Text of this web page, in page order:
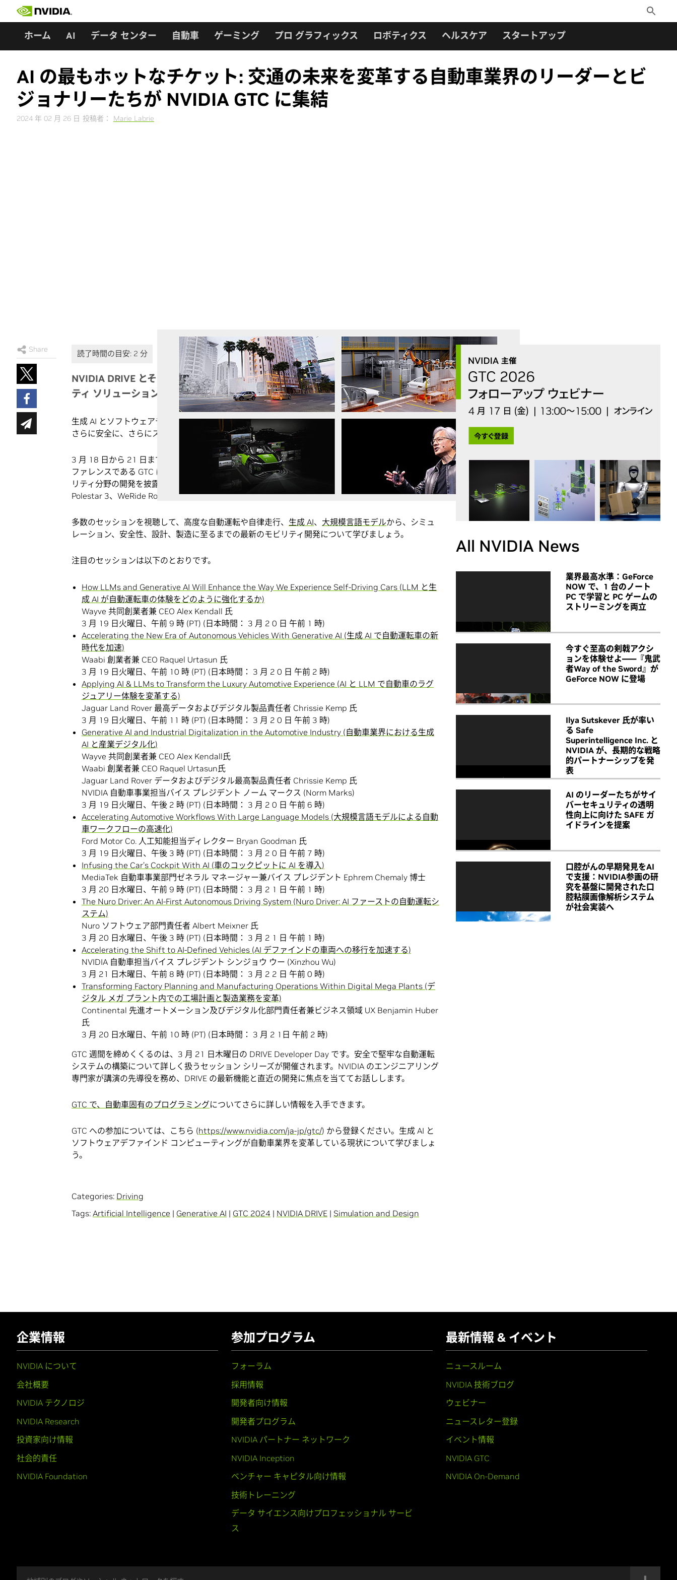
Toggle
Search
ホーム AI データ センター 自動車 ゲーミング プロ グラフィックス ロボティクス ヘルスケア スタートアップ
AI の最もホットなチケット: 交通の未来を変革する自動車業界のリーダーとビ
ジョナリーたちが NVIDIA GTC に集結
2024 年 02 月 26 日 投稿者： Marie Labrie
Share
NVIDIA DRIVE とそのエコシステムが、より安全でよりスマートな、AI によるモビリ
ティ ソリューションをどのように実現しているかを体験してください
生成 AI とソフトウェアデファインド コンピューティングは自動車業界を変革し、ハンドルを握る旅を
さらに安全に、さらにスマートに、そしてさらに楽しいものにしています。
3 月 18 日から 21 日まで、カリフォルニア州サンノゼおよびオンラインで開催される、AI 時代のカン
ファレンスである GTC にて、自動車メーカー数十社とNVIDIA DRIVE
エコシステム パートナーがモビ
リティ分野の開発を披露するほか、メルセデスベンツ コンセプト CLA クラス、新型 Volvo EX90、
Polestar 3、WeRide Robobus、Nuro R3 自動運転車といった次世代車の展示も行われます。
多数のセッションを視聴して、高度な自動運転や自律走行、 生成 AI、 大規模言語モデルから、シミュ
レーション、安全性、設計、製造に至るまでの最新のモビリティ開発について学びましょう。
注目のセッションは以下のとおりです。
How LLMs and Generative AI Will Enhance the Way We Experience Self-Driving Cars (LLM と生
成 AI が自動運転車の体験をどのように強化するか)
Wayve 共同創業者兼 CEO Alex Kendall 氏
3 月 19 日火曜日、午前 9 時 (PT) (日本時間： 3 月 2 0 日 午前 1 時)
Accelerating the New Era of Autonomous Vehicles With Generative AI (生成 AI で自動運転車の新
時代を加速)
Waabi 創業者兼 CEO Raquel Urtasun 氏
3 月 19 日火曜日、午前 10 時 (PT) (日本時間： 3 月 2 0 日 午前 2 時)
Applying AI & LLMs to Transform the Luxury Automotive Experience (AI と LLM で自動車のラグ
ジュアリー体験を変革する)
Jaguar Land Rover 最高データおよびデジタル製品責任者 Chrissie Kemp 氏
3 月 19 日火曜日、午前 11 時 (PT) (日本時間： 3 月 2 0 日 午前 3 時)
Generative AI and Industrial Digitalization in the Automotive Industry (自動車業界における生成
AI と産業デジタル化)
Wayve 共同創業者兼 CEO Alex Kendall氏
Waabi 創業者兼 CEO Raquel Urtasun氏
Jaguar Land Rover データおよびデジタル最高製品責任者 Chrissie Kemp 氏
NVIDIA 自動車事業担当バイス プレジデント ノーム マークス (Norm Marks)
3 月 19 日火曜日、午後 2 時 (PT) (日本時間： 3 月 2 0 日 午前 6 時)
Accelerating Automotive Workflows With Large Language Models (大規模言語モデルによる自動
車ワークフローの高速化)
Ford Motor Co. 人工知能担当ディレクター Bryan Goodman 氏
3 月 19 日火曜日、午後 3 時 (PT) (日本時間： 3 月 2 0 日 午前 7 時)
Infusing the Car’s Cockpit With AI (車のコックピットに AI を導入)
MediaTek 自動車事業部門ゼネラル マネージャー兼バイス プレジデント Ephrem Chemaly 博士
3 月 20 日水曜日、午前 9 時 (PT) (日本時間： 3 月 2 1 日 午前 1 時)
The Nuro Driver: An AI-First Autonomous Driving System (Nuro Driver: AI ファーストの自動運転シ
ステム)
Nuro ソフトウェア部門責任者 Albert Meixner 氏
3 月 20 日水曜日、午後 3 時 (PT) (日本時間： 3 月 2 1 日 午前 1 時)
Accelerating the Shift to AI-Defined Vehicles (AI デファインドの車両への移行を加速する)
NVIDIA 自動車担当バイス プレジデント シンジョウ ウー (Xinzhou Wu)
3 月 21 日木曜日、午前 8 時 (PT) (日本時間： 3 月 2 2 日 午前 0 時)
Transforming Factory Planning and Manufacturing Operations Within Digital Mega Plants (デ
ジタル メガ プラント内での工場計画と製造業務を変革)
Continental 先進オートメーション及びデジタル化部門責任者兼ビジネス領域 UX Benjamin Huber
氏
3 月 20 日水曜日、午前 10 時 (PT) (日本時間： 3 月 2 1日 午前 2 時)
GTC 週間を締めくくるのは、3 月 21 日木曜日の DRIVE Developer Day です。安全で堅牢な自動運転
システムの構築について詳しく扱うセッション シリーズが開催されます。NVIDIA のエンジニアリング
専門家が講演の先導役を務め、DRIVE の最新機能と直近の開発に焦点を当ててお話しします。
GTC で、自動車固有のプログラミングについてさらに詳しい情報を入手できます。
GTC への参加については、こちら (https://www.nvidia.com/ja-jp/gtc/) から登録ください。生成 AI と
ソフトウェアデファインド コンピューティングが自動車業界を変革している現状について学びましょ
う。
Categories: Driving
Tags: Artificial Intelligence | Generative AI | GTC 2024 | NVIDIA DRIVE | Simulation and Design
All NVIDIA News
業界最高水準：GeForce
NOW で、1 台のノート
PC で学習と PC ゲームの
ストリーミングを両立
今すぐ至高の剣戟アクシ
ョンを体験せよ――『鬼武
者Way of the Sword』が
GeForce NOW に登場
Ilya Sutskever 氏が率い
る Safe
Superintelligence Inc. と
NVIDIA が、長期的な戦略
的パートナーシップを発
表
AI のリーダーたちがサイ
バーセキュリティの透明
性向上に向けた SAFE ガ
イドラインを提案
口腔がんの早期発見をAI
で支援：NVIDIA参画の研
究を基盤に開発された口
腔粘膜画像解析システム
が社会実装へ
企業情報
NVIDIA について
会社概要
NVIDIA テクノロジ
NVIDIA Research
投資家向け情報
社会的責任
NVIDIA Foundation
参加プログラム
フォーラム
採用情報
開発者向け情報
開発者プログラム
NVIDIA パートナー ネットワーク
NVIDIA Inception
ベンチャー キャピタル向け情報
技術トレーニング
データ サイエンス向けプロフェッショナル サービ
ス
最新情報 & イベント
ニュースルーム
NVIDIA 技術ブログ
ウェビナー
ニュースレター登録
イベント情報
NVIDIA GTC
NVIDIA On-Demand